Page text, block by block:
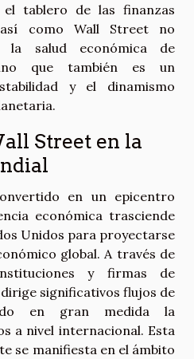
tablero de las finanzas
como Wall Street no
la salud económica de
que también es un
y el dinamismo
Street en la
en un epicentro
económica trasciende
Unidos para proyectarse
global. A través de
y firmas de
significativos flujos de
en gran medida la
a nivel internacional. Esta
se manifiesta en el ámbito